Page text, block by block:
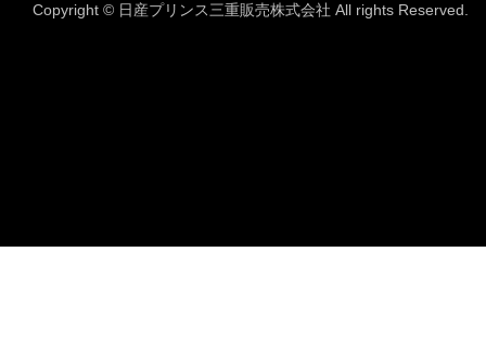
Copyright © 日産プリンス三重販売株式会社 All rights Reserved.